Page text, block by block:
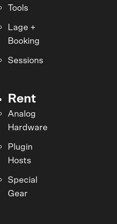
Tools
Lage +
Booking
Sessions
Rent
Analog
Hardware
Plugin
Hosts
Special
Gear